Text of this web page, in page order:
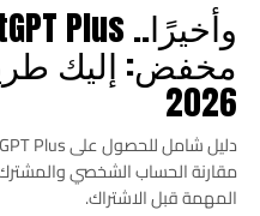
مخفض: إليك
2026
مقارنة الحساب الشخصي
المهمة قبل الاشتراك.